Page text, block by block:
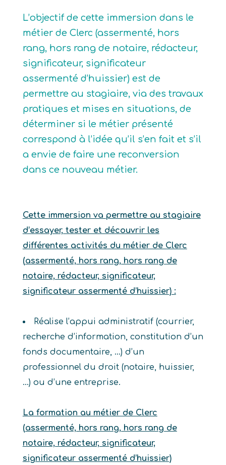
L’objectif de cette immersion dans le
métier de Clerc (assermenté, hors
rang, hors rang de notaire, rédacteur,
significateur, significateur
assermenté d’huissier) est de
permettre au stagiaire, via des travaux
pratiques et mises en situations, de
déterminer si le métier présenté
correspond à l’idée qu’il s’en fait et s’il
a envie de faire une reconversion
dans ce nouveau métier.
Cette immersion va permettre au stagiaire
d’essayer, tester et découvrir les
différentes activités du métier de Clerc
(assermenté, hors rang, hors rang de
notaire, rédacteur, significateur,
significateur assermenté d’huissier) :
Réalise l’appui administratif (courrier,
recherche d’information, constitution d’un
fonds documentaire, …) d’un
professionnel du droit (notaire, huissier,
…) ou d’une entreprise.
La formation au métier de Clerc
(assermenté, hors rang, hors rang de
notaire, rédacteur, significateur,
significateur assermenté d’huissier)